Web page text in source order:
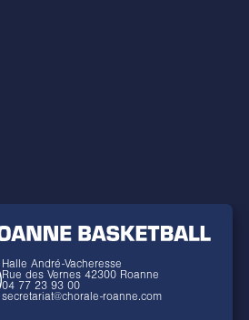
Halle André-Vacheresse
Rue des Vernes 42300 Roanne
04 77 23 93 00
secretariat@chorale-roanne.com